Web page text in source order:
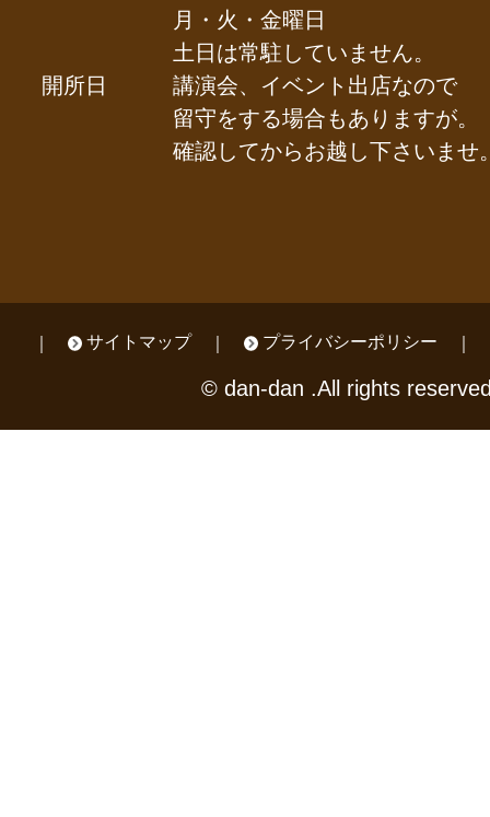
開所日
月・火・金曜日
土日は常駐していません。
講演会、イベント出店なので
留守をする場合もありますが。
確認してからお越し下さいませ
サイトマップ プライバシーポリシー
© dan-dan .All rights